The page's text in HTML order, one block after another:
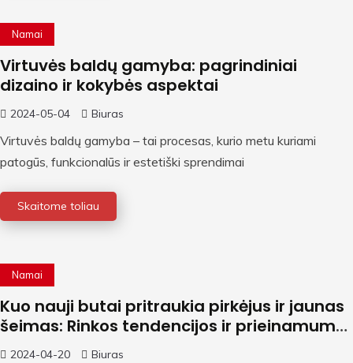
Namai
Virtuvės baldų gamyba: pagrindiniai
dizaino ir kokybės aspektai
2024-05-04 Biuras
Virtuvės baldų gamyba – tai procesas, kurio metu kuriami
patogūs, funkcionalūs ir estetiški sprendimai
Skaitome toliau
Namai
Kuo nauji butai pritraukia pirkėjus ir jaunas
šeimas: Rinkos tendencijos ir prieinamumo
analizė
2024-04-20 Biuras